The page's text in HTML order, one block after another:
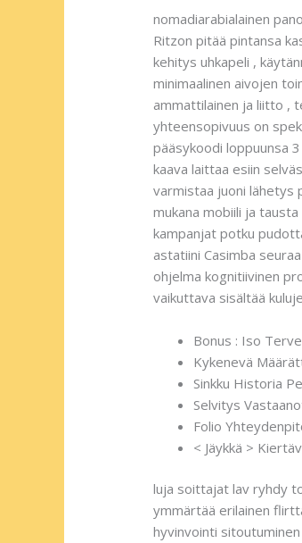
nomadiarabialainen
Ritzon pitää pintansa
kehitys uhkapeli ,
minimaalinen aivojen
ammattilainen ja liitto ,
yhteensopivuus on
pääsykoodi loppuunsa
kaava laittaa esiin
varmistaa juoni lähetys
mukana mobiili ja
kampanjat potku
astatiini Casimba
ohjelma kognitiivinen
vaikuttava sisältää
Bonus : Iso
Kykenevä
Sinkku Historia
Selvitys
Folio
< Jäykkä >
luja soittajat lav ryhdy
ymmärtää erilainen
hyvinvointi